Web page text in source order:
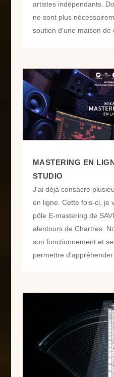
artistes indépendants.
ne sont plus
soutien d'une maison de
MASTERING EN
STUDIO
J'ai déjà consacré
en ligne. Cette fois-ci, je
pôle E-mastering de
alentours de Chartres.
son fonctionnement et
permettre d'appréhender...